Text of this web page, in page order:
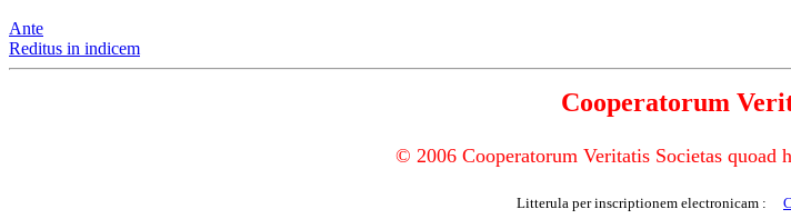
Ante
Reditus in indicem
Cooperatorum
© 2006 Cooperatorum Veritatis Societas quoad
Litterula per inscriptionem electronicam :